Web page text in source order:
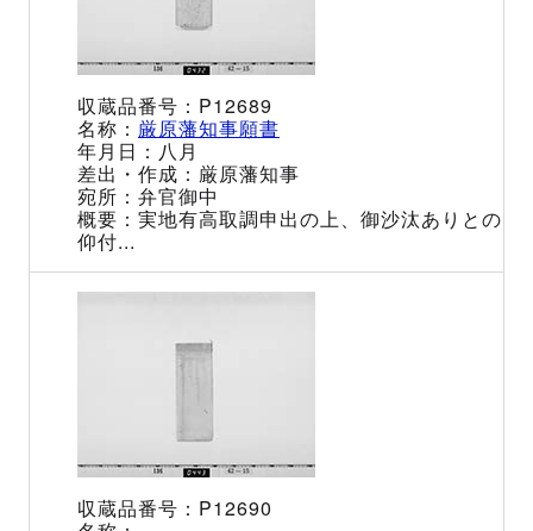
P12689
厳原藩知事願書
八月
厳原藩知事
弁官御中
実地有高取調申出の上、御沙汰ありとの
仰付...
P12690